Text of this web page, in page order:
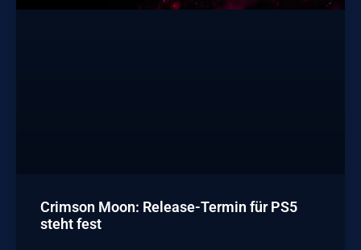
Crimson Moon: Release-Termin für PS5
steht fest